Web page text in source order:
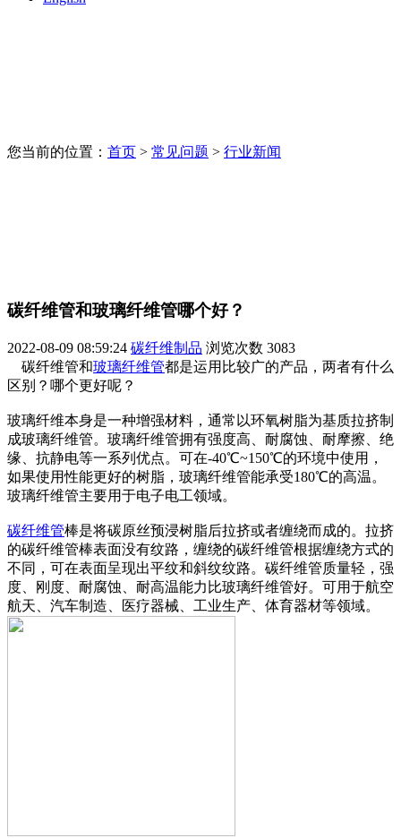
您当前的位置： 首页 > 常见问题 > 行业新闻
碳纤维管和玻璃纤维管哪个好？
2022-08-09 08:59:24 碳纤维制品 浏览次数 3083
碳纤维管和玻璃纤维管都是运用比较广的产品，两者有什么
区别？哪个更好呢？
玻璃纤维本身是一种增强材料，通常以环氧树脂为基质拉挤制
成玻璃纤维管。玻璃纤维管拥有强度高、耐腐蚀、耐摩擦、绝
缘、抗静电等一系列优点。可在-40℃~150℃的环境中使用，
如果使用性能更好的树脂，玻璃纤维管能承受180℃的高温。
玻璃纤维管主要用于电子电工领域。
碳纤维管棒是将碳原丝预浸树脂后拉挤或者缠绕而成的。拉挤
的碳纤维管棒表面没有纹路，缠绕的碳纤维管根据缠绕方式的
不同，可在表面呈现出平纹和斜纹纹路。碳纤维管质量轻，强
度、刚度、耐腐蚀、耐高温能力比玻璃纤维管好。可用于航空
航天、汽车制造、医疗器械、工业生产、体育器材等领域。